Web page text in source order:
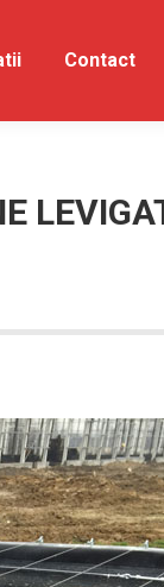
Contact
si aplicatii